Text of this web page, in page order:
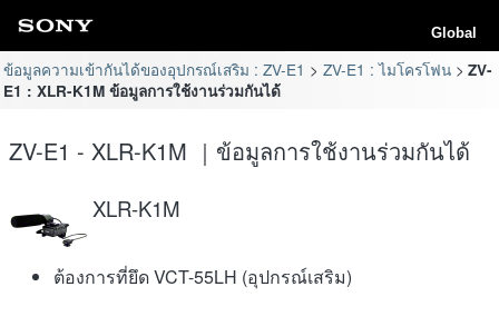
Global
ข้อมูลความเข้ากันได้ของอุปกรณ์เสริม : ZV-E1 ZV-E1 : ไมโครโฟน
ZV-
E1 : XLR-K1M ข้อมูลการใช้งานร่วมกันได้
ZV-E1 - XLR-K1M ｜ข้อมูลการใช้งานร่วมกันได้
XLR-K1M
ต้องการที่ยึด VCT-55LH (อุปกรณ์เสริม)